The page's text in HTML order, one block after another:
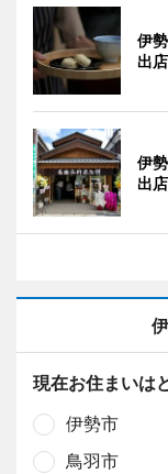
伊
出店
伊
出店
現在お住まいは
伊勢市
鳥羽市